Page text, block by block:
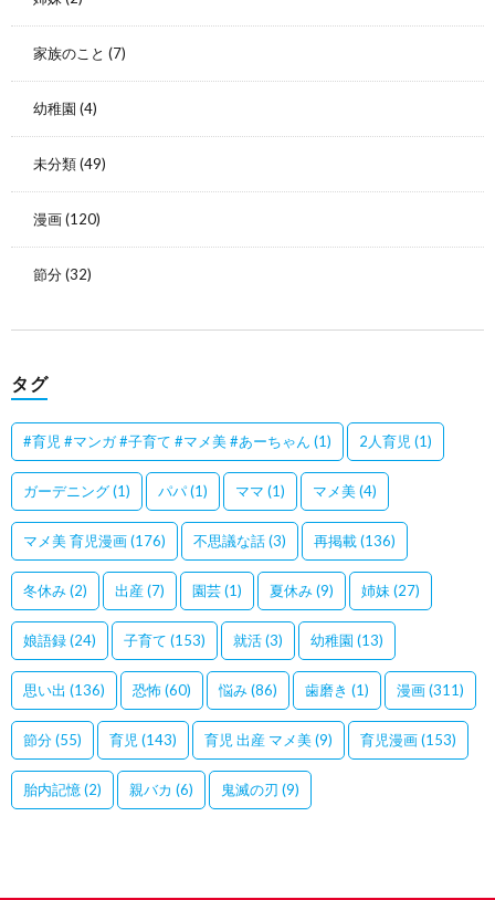
家族のこと (7)
幼稚園 (4)
未分類(49)
漫画(120)
節分(32)
タグ
#育児 #マンガ #子育て #マメ美 #あーちゃん (1) 2人育児 (1)
ガーデニング(1) パパ(1) ママ (1) マメ美(4)
マメ美 育児漫画(176) 不思議な話(3) 再掲載(136)
冬休み(2) 出産(7) 園芸(1) 夏休み(9) 姉妹 (27)
娘語録(24) 子育て (153) 就活(3) 幼稚園 (13)
思い出 (136) 恐怖(60) 悩み(86) 歯磨き (1) 漫画(311)
節分(55) 育児 (143) 育児 出産 マメ美(9) 育児漫画(153)
胎内記憶(2) 親バカ (6) 鬼滅の刃 (9)